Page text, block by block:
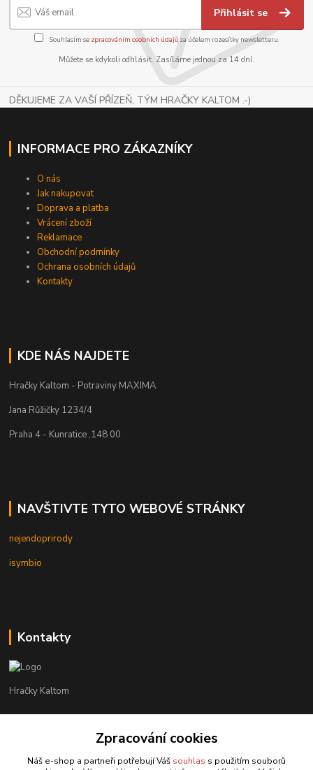
Přihlásit se
Souhlasím se zpracováním osobních údajůza účelem rozesílky newsletteru.
Můžete se kdykoli odhlásit. Zasíláme jednou za 14 dní.
DĚKUJEME ZA VAŠÍ PŘÍZEŇ, TÝM HRAČKY KALTOM .-)
INFORMACE PRO ZÁKAZNÍKY
O nás
Jak nakupovat
Doprava a platba
Vrácení zboží
Reklamace
Obchodní podmínky
Ochrana osobních údajů
Kontakty
KDE NÁS NAJDETE
Hračky Kaltom - Potraviny MAXIMA
Jana Růžičky 1234/4
Praha 4 - Kunratice ,148 00
NAVŠTIVTE TYTO WEBOVÉ STRÁNKY
nejendoprirody
isymbio
Kontakty
Hračky Kaltom
+420 777 538 008
Zpracování cookies
Náš e-shop a partneři potřebují Váš souhlas s použitím souborů